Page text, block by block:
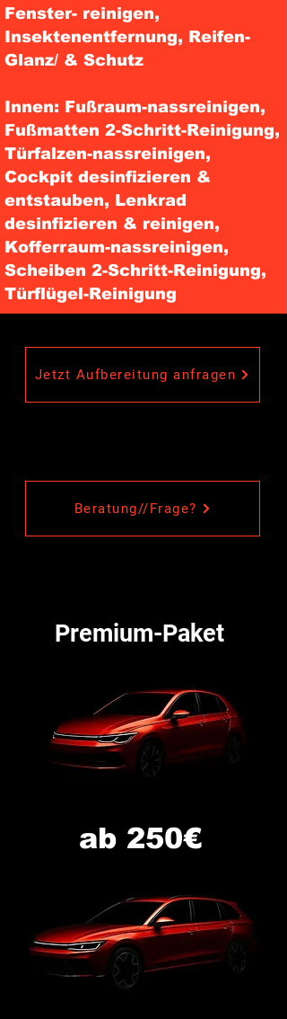
Fenster- reinigen,
Insektenentfernung, Reifen-
Glanz/ & Schutz
Innen: Fußraum-nassreinigen,
Fußmatten 2-Schritt-Reinigung,
Türfalzen-nassreinigen,
Cockpit desinfizieren &
entstauben, Lenkrad
desinfizieren & reinigen,
Kofferraum-nassreinigen,
Scheiben 2-Schritt-Reinigung,
Türflügel-Reinigung
Jetzt Aufbereitung anfragen
Beratung//Frage?
Premium-Paket
ab 250€